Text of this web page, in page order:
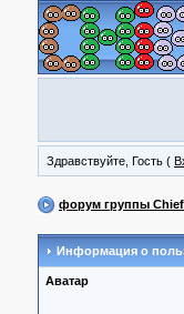
Здравствуйте, Гость (
форум группы
Информация о
Аватар